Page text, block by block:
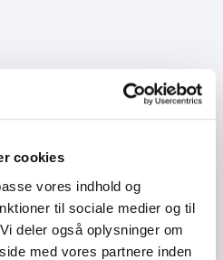
cookies
vores indhold og
til sociale medier og til
deler også oplysninger om
med vores partnere inden
Jonasson
med Lasse Jonasson, får
blandt andet om:
og megatrends
i